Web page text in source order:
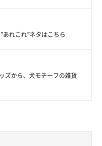
れこれ”ネタはこちら
ズから、犬モチーフの雑貨